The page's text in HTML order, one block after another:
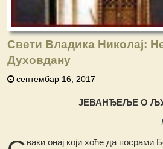
Свети Владика Николај:
Духовдану
септембар 16, 2017
ЈЕВАНЂЕЉЕ О
ваки онај који хоће да посрами